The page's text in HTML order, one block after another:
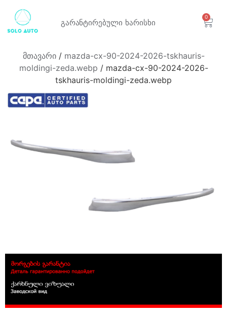
გარანტირებული ხარისხი
0
მთავარი/ mazda-cx-90-2024-2026-tskhauris-
moldingi-zeda.webp / mazda-cx-90-2024-2026-
tskhauris-moldingi-zeda.webp